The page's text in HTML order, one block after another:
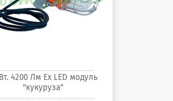
4200 Лм Ех LED модуль
"кукуруза"